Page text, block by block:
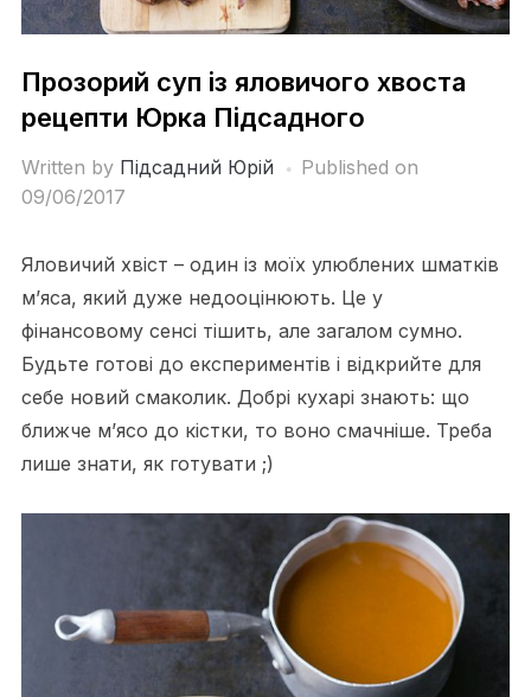
Прозорий суп із яловичого хвоста
рецепти Юрка Підсадного
Written by Підсадний Юрій
Published on
09/06/2017
Яловичий хвіст – один із моїх улюблених шматків
м’яса, який дуже недооцінюють. Це у
фінансовому сенсі тішить, але загалом сумно.
Будьте готові до експериментів і відкрийте для
себе новий смаколик. Добрі кухарі знають: що
ближче м’ясо до кістки, то воно смачніше. Треба
лише знати, як готувати ;)